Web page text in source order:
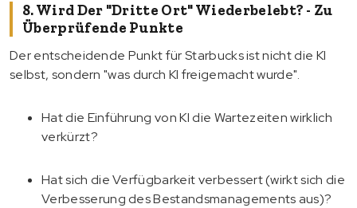
8. Wird Der "dritte Ort" Wiederbelebt? - Zu
Überprüfende Punkte
Der entscheidende Punkt für Starbucks ist nicht die KI
selbst, sondern "was durch KI freigemacht wurde".
Hat die Einführung von KI die Wartezeiten wirklich
verkürzt?
Hat sich die Verfügbarkeit verbessert (wirkt sich die
Verbesserung des Bestandsmanagements aus)?